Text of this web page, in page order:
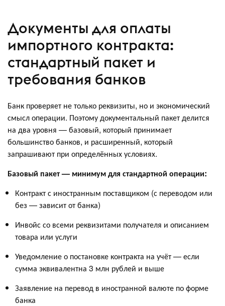
Документы для оплаты
импортного контракта:
стандартный пакет и
требования банков
Банк проверяет не только реквизиты, но и экономический
смысл операции. Поэтому документальный пакет делится
на два уровня — базовый, который принимает
большинство банков, и расширенный, который
запрашивают при определённых условиях.
Базовый пакет — минимум для стандартной операции:
Контракт с иностранным поставщиком (с переводом или
без — зависит от банка)
Инвойс со всеми реквизитами получателя и описанием
товара или услуги
Уведомление о постановке контракта на учёт — если
сумма эквивалентна 3 млн рублей и выше
Заявление на перевод в иностранной валюте по форме
банка